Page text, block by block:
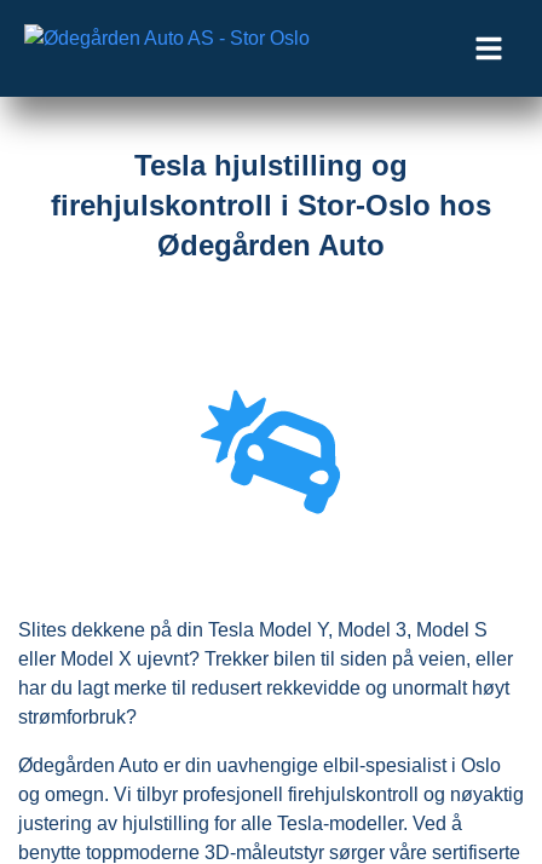
Tesla hjulstilling og
firehjulskontroll i Stor-Oslo hos
Ødegården Auto
Slites dekkene på din Tesla Model Y, Model 3, Model S
eller Model X ujevnt? Trekker bilen til siden på veien, eller
har du lagt merke til redusert rekkevidde og unormalt høyt
strømforbruk?
Ødegården Auto er din uavhengige elbil-spesialist i Oslo
og omegn. Vi tilbyr profesjonell firehjulskontroll og nøyaktig
justering av hjulstilling for alle Tesla-modeller. Ved å
benytte toppmoderne 3D-måleutstyr sørger våre sertifiserte